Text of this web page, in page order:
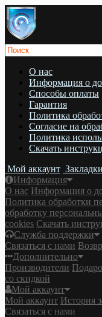
О нас
Информация о
Cпособы оплаты
Гарантия
Политика
Согласие на
Политика
Скачать
Мой аккаунт Закладки
Информация
О нас Информация о
Политика обработки
обработку
cookies Скачать
Служба поддержки
Связаться с нами
Дополнительно
Производители
со скидкой
Мой аккаунт
Мой аккаунт История
Связаться с нами